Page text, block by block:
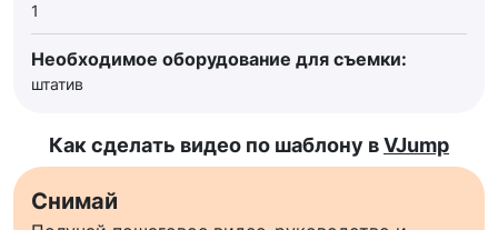
1
Необходимое оборудование для съемки:
штатив
Как сделать видео по шаблону вVJump
Снимай